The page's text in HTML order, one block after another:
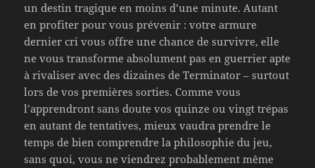
un destin tragique en moins d’une minute. Autant
en profiter pour vous prévenir : votre armure
dernier cri vous offre une chance de survivre, elle
ne vous transforme absolument pas en guerrier apte
à rivaliser avec des dizaines de Terminator – surtout
lors de vos premières sorties. Comme vous
l’apprendront sans doute vos quinze ou vingt trépas
en autant de tentatives, mieux vaudra prendre le
temps de bien comprendre la philosophie du jeu,
sans quoi, vous ne viendrez probablement même